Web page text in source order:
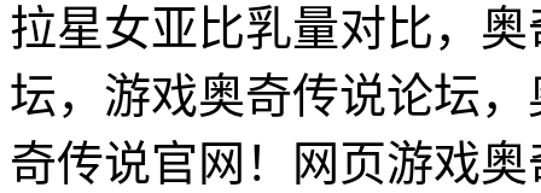
拉星女亚比乳量对比，
坛，游戏奥奇传说论坛
奇传说官网！网页游戏